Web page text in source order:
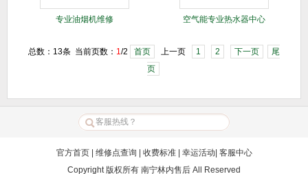
专业油烟机维修 空气能专业热水器中心
总数：13条 当前页数： 1/2 首页 上一页 1 2 下一页
尾
页
官方首页| 维修点查询 收费标准| 幸运活动 客服中心
Copyright 版权所有 南宁林内售后 All Reserved